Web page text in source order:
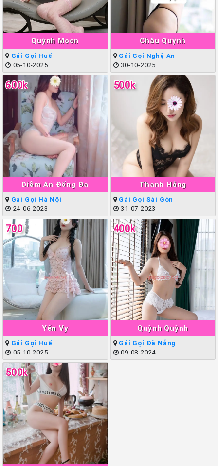
Quỳnh Moon
Gái Gọi Huế
05-10-2025
Châu Quỳnh
Gái Gọi Nghệ An
30-10-2025
Diễm An Đống Đa
600k
Gái Gọi Hà Nội
24-06-2023
Thanh Hằng
500k
Gái Gọi Sài Gòn
31-07-2023
Yến Vy
700
Gái Gọi Huế
05-10-2025
Quỳnh Quỳnh
400k
Gái Gọi Đà Nẵng
09-08-2024
500k